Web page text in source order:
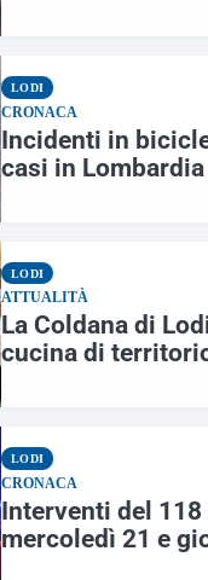
LODI
CRONACA
Incidenti in
casi in Lombardia
LODI
ATTUALITÀ
La Coldana di
cucina di
LODI
CRONACA
Interventi del
mercoledì 21 e